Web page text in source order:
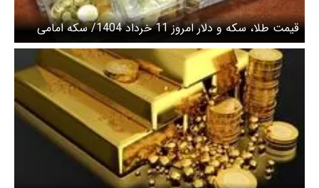
قیمت طلا، سکه و دلار امروز 11 خرداد 1404/ سکه امامی
ارزان شد + جدول